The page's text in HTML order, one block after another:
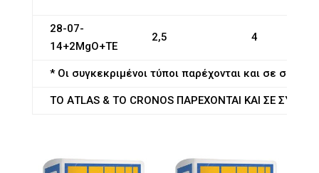
28-07-
14+2MgO+TE
2,5 4
* Οι συγκεκριμένοι τύποι παρέχονται και σε
ΤΟ ΑΤLAS & TO CRONOS ΠΑΡΕΧΟΝΤΑΙ ΚΑΙ ΣΕ